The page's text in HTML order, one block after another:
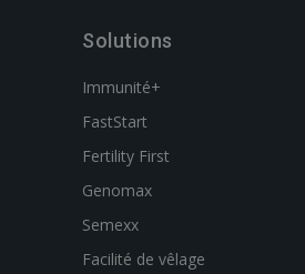
Solutions
Immunité+
FastStart
Fertility First
Genomax
Semexx
Facilité de vêlage